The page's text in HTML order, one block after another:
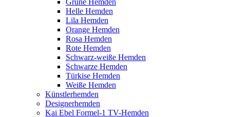
Grüne Hemden
Helle Hemden
Lila Hemden
Orange Hemden
Rosa Hemden
Rote Hemden
Schwarz-weiße Hemden
Schwarze Hemden
Türkise Hemden
Weiße Hemden
Künstlerhemden
Designerhemden
Kai Ebel Formel-1 TV-Hemden